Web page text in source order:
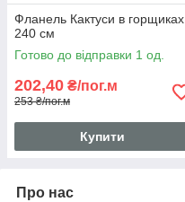
Фланель Кактуси в горщиках
240 см
Готово до відправки 1 од.
202,40 ₴/пог.м
253 ₴/пог.м
Купити
Про нас